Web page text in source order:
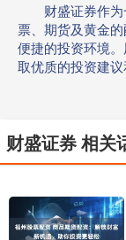
财盛证券作
票、期货及黄金
便捷的投资环境
取优质的投资建议
财盛证券 相关